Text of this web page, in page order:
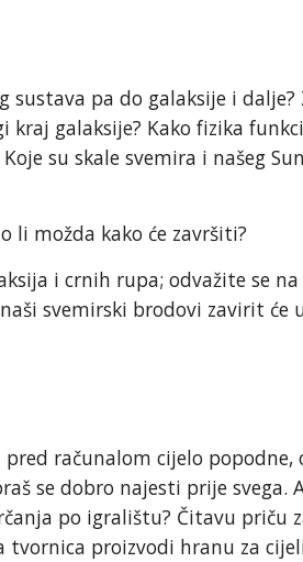
sustava pa do galaksije i
galaksije? Kako fizika
su skale svemira i našeg
li možda kako će završiti?
i crnih rupa; odvažite se
svemirski brodovi zavirit će
računalom cijelo
se dobro najesti prije
po igralištu? Čitavu priču
proizvodi hranu za